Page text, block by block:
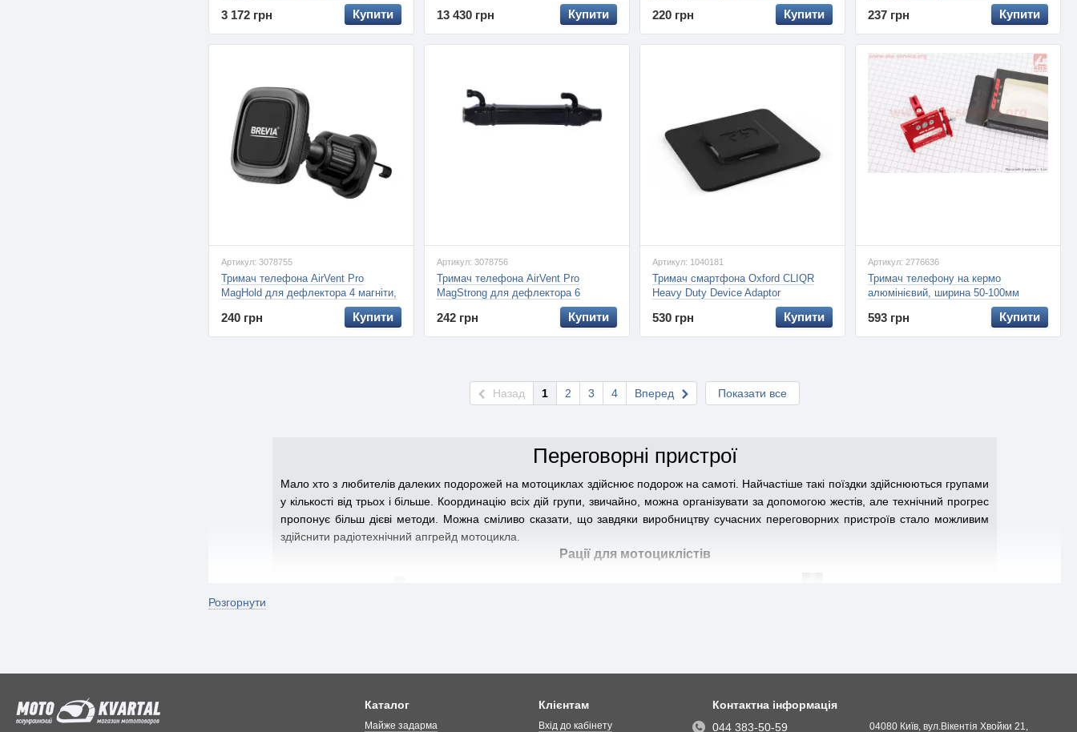
Переговорні пристрої
Мало хто з любителів далеких подорожей на мотоциклах здійснює подорож на самоті. Найчастіше такі поїздки здійснюються групами
у кількості від трьох і більше. Координацію всіх дій групи, звичайно, можна організувати за допомогою жестів, але технічний прогрес
пропонує більш дієві методи. Можна сміливо сказати, що завдяки виробництву сучасних переговорних пристроїв стало можливим
здійснити радіотехнічний апгрейд мотоцикла.
Рації для мотоциклістів
Розгорнути
3 172 грн Купити 13 430 грн Купити 220 грн Купити 237 грн Купити
Артикул: 3078755
Тримач телефона AirVent Pro
MagHold для дефлектора 4 магніти,
240 грн Купити
Артикул: 3078756
Тримач телефона AirVent Pro
MagStrong для дефлектора 6
242 грн Купити
Артикул: 1040181
Тримач смартфона Oxford CLIQR
Heavy Duty Device Adaptor
530 грн Купити
Артикул: 2776636
Тримач телефону на кермо
алюмінієвий, ширина 50-100мм
регульована, червоний G-85 (GUB),
Червоний
593 грн Купити
Назад 1 2 3 4 Вперед Показати все
Каталог
Майже задарма
Клієнтам
Вхід до кабінету
Контактна інформація
044 383-50-59
04080 Київ, вул.Вікентія Хвойки 21,